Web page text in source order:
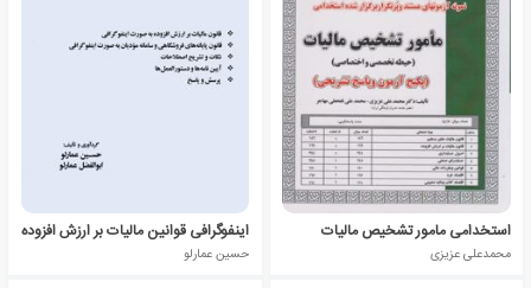
استخدامی مامور تشخیص مالیات
محمدعلی عزیزی
اینفوگرافی قوانین مالیات بر ارزش افزوده
حسین عمارلو